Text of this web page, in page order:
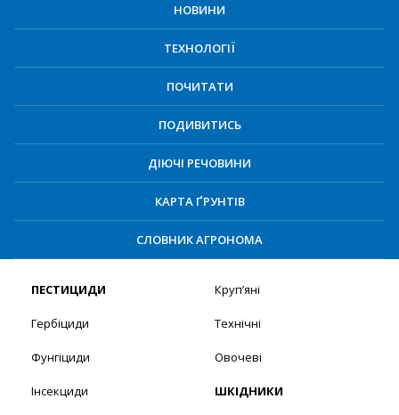
НОВИНИ
ТЕХНОЛОГІЇ
ПОЧИТАТИ
ПОДИВИТИСЬ
ДІЮЧІ РЕЧОВИНИ
КАРТА ҐРУНТІВ
СЛОВНИК АГРОНОМА
ПЕСТИЦИДИ
Гербіциди
Фунгіциди
Інсекциди
Круп’яні
Технічні
Овочеві
ШКІДНИКИ